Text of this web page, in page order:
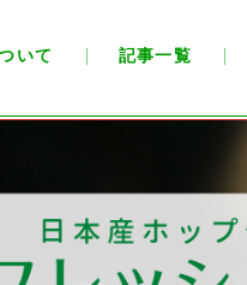
いて 記事一覧